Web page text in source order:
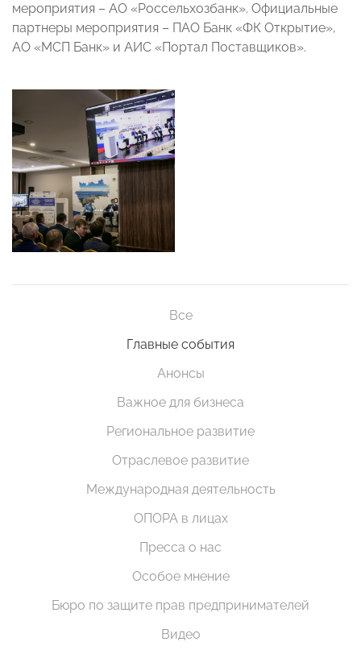
мероприятия – АО «Россельхозбанк». Официальные
партнеры мероприятия – ПАО Банк «ФК Открытие»,
АО «МСП Банк» и АИС «Портал Поставщиков».
Все
Главные события
Анонсы
Важное для бизнеса
Региональное развитие
Отраслевое развитие
Международная деятельность
ОПОРА в лицах
Пресса о нас
Особое мнение
Бюро по защите прав предпринимателей
Видео